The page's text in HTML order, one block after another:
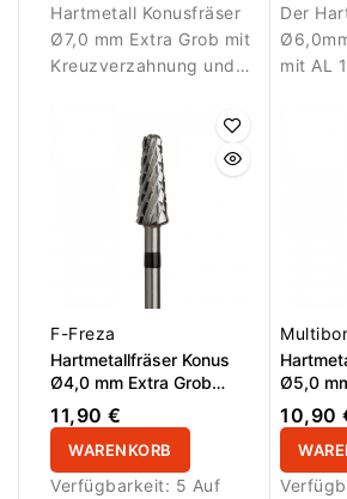
Hartmetall Konusfräser
Ø7,0 mm Extra Grob mit
Kreuzverzahnung und
Entwickelt für maximale
Abtragsleistung und
schnelles Entfernen von
Modellagematerial.
Der
mit AL
beide
Die
F-Freza
Hartmetallfräser Konus
Ø4,0 mm Extra Grob
Kreuzverzahnung AL 14,5
mm
11,90 €
WARENKORB
Verfügbarkeit: 5 Auf
Multibor
Ø5,0
mm
10,90